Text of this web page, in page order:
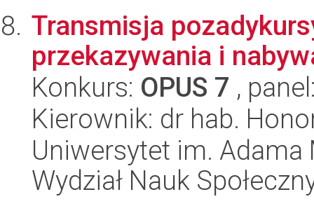
Transmisja
przekazywania i
Konkurs: OPUS 7 ,
Kierownik: dr hab.
Uniwersytet im.
Wydział Nauk